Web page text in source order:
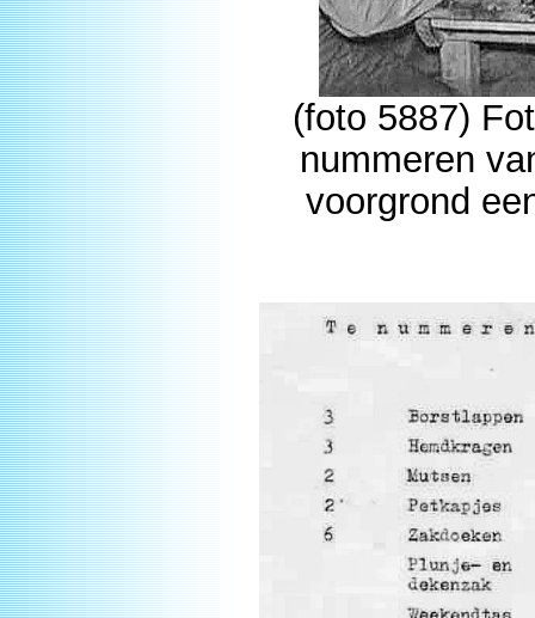
(foto 5887)
nummeren
voorgrond